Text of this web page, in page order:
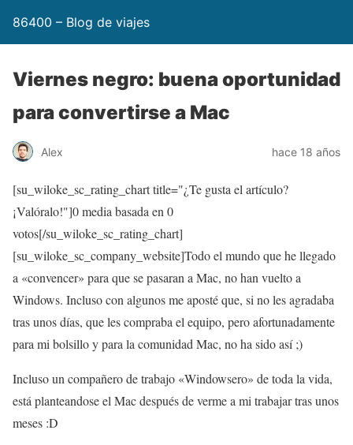
86400 – Blog de viajes
Viernes negro: buena oportunidad
para convertirse a Mac
Alex hace 18 años
[su_wiloke_sc_rating_chart title="¿Te gusta el artículo?
¡Valóralo!"]0media basada en 0
votos[/su_wiloke_sc_rating_chart]
[su_wiloke_sc_company_website]Todo el mundo que he llegado
a «convencer» para que se pasaran a Mac, no han vuelto a
Windows. Incluso con algunos me aposté que, si no les agradaba
tras unos días, que les compraba el equipo, pero afortunadamente
para mi bolsillo y para la comunidad Mac, no ha sido así ;)
Incluso un compañero de trabajo «Windowsero» de toda la vida,
está planteandose el Mac después de verme a mi trabajar tras unos
meses :D